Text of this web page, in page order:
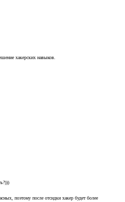
хакерских навыков.
поэтому после отсидки хакер будет более